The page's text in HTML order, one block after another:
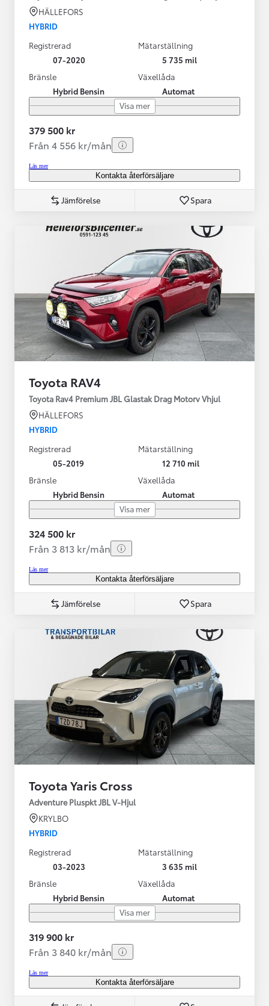
HÄLLEFORS
HYBRID
Registrerad
07-2020
Mätarställning
5 735 mil
Bränsle
Hybrid Bensin
Växellåda
Automat
Visa mer
379 500 kr
Från 4 556 kr/mån
Läs mer
Kontakta återförsäljare
Jämförelse Spara
Toyota RAV4
Toyota Rav4 Premium JBL Glastak Drag Motorv Vhjul
HÄLLEFORS
HYBRID
Registrerad
05-2019
Mätarställning
12 710 mil
Bränsle
Hybrid Bensin
Växellåda
Automat
Visa mer
324 500 kr
Från 3 813 kr/mån
Läs mer
Kontakta återförsäljare
Jämförelse Spara
Toyota Yaris Cross
Adventure Pluspkt JBL V-Hjul
KRYLBO
HYBRID
Registrerad
03-2023
Mätarställning
3 635 mil
Bränsle
Hybrid Bensin
Växellåda
Automat
Visa mer
319 900 kr
Från 3 840 kr/mån
Läs mer
Kontakta återförsäljare